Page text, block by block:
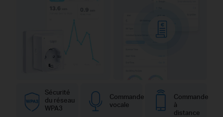
Sécurité
du réseau
WPA3
Commande
vocale
Commande
à
distance